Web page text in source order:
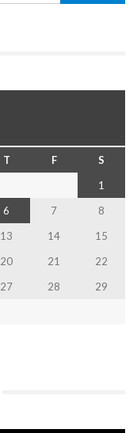
T F
S
1
6 7
8
13 14
15
20 21
22
27 28
29